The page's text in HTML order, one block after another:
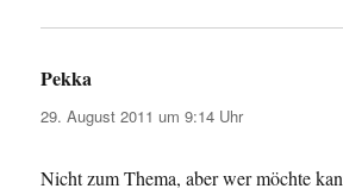
Pekka
29. August 2011 um 9:14 Uhr
Nicht zum Thema, aber wer möchte